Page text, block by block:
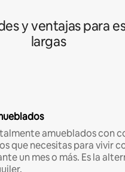
y ventajas para
largas
amueblados con
que necesitas para vivir
un mes o más. Es la